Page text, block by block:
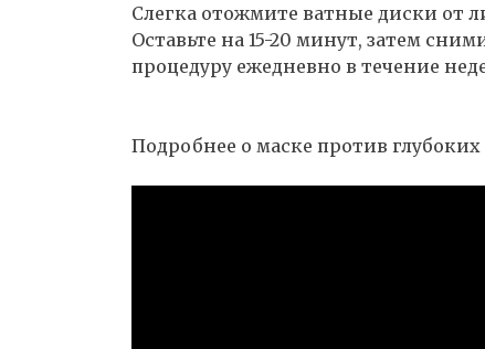
Слегка отожмите ватные диски от
Оставьте на 15-20 минут, затем
процедуру ежедневно в течение
Подробнее о маске против